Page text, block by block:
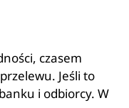
czasem
Jeśli to
i odbiorcy. W